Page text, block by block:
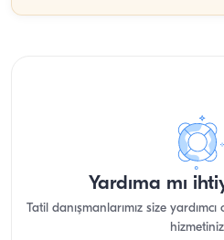
Yardıma mı
Tatil danışmanlarımız size